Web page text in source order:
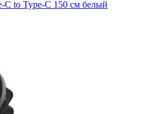
to Type-C 150 см белый